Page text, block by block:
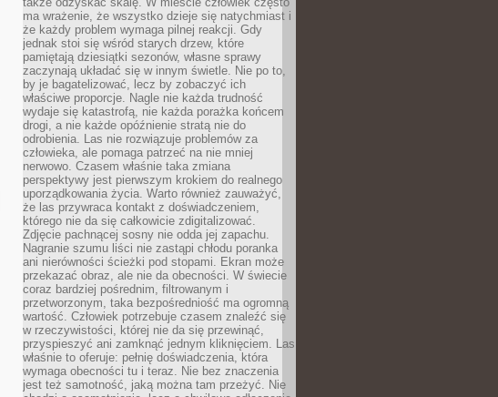
ma wrażenie, że wszystko dzieje się natychmiast i
że każdy problem wymaga pilnej reakcji. Gdy
jednak stoi się wśród starych drzew, które
pamiętają dziesiątki sezonów, własne sprawy
zaczynają układać się w innym świetle. Nie po to,
by je bagatelizować, lecz by zobaczyć ich
właściwe proporcje. Nagle nie każda trudność
wydaje się katastrofą, nie każda porażka końcem
drogi, a nie każde opóźnienie stratą nie do
odrobienia. Las nie rozwiązuje problemów za
człowieka, ale pomaga patrzeć na nie mniej
nerwowo. Czasem właśnie taka zmiana
perspektywy jest pierwszym krokiem do realnego
uporządkowania życia. Warto również zauważyć,
że las przywraca kontakt z doświadczeniem,
którego nie da się całkowicie zdigitalizować.
Zdjęcie pachnącej sosny nie odda jej zapachu.
Nagranie szumu liści nie zastąpi chłodu poranka
ani nierówności ścieżki pod stopami. Ekran może
przekazać obraz, ale nie da obecności. W świecie
coraz bardziej pośrednim, filtrowanym i
przetworzonym, taka bezpośredniość ma ogromną
wartość. Człowiek potrzebuje czasem znaleźć się
w rzeczywistości, której nie da się przewinąć,
przyspieszyć ani zamknąć jednym kliknięciem. Las
właśnie to oferuje: pełnię doświadczenia, która
wymaga obecności tu i teraz. Nie bez znaczenia
jest też samotność, jaką można tam przeżyć. Nie